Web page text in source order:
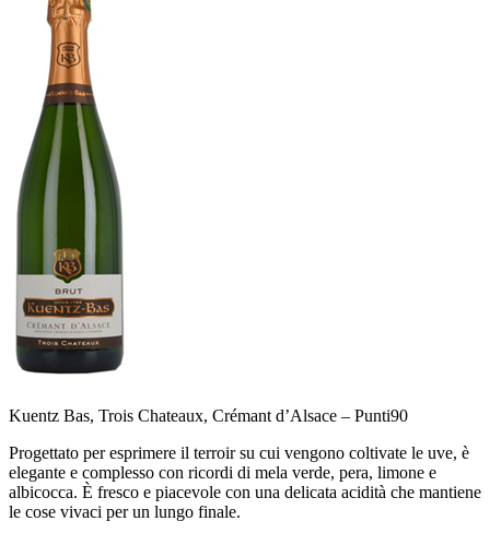
Kuentz Bas, Trois Chateaux, Crémant d’Alsace – Punti90
Progettato per esprimere il terroir su cui vengono coltivate le uve, è
elegante e complesso con ricordi di mela verde, pera, limone e
albicocca. È fresco e piacevole con una delicata acidità che mantiene
le cose vivaci per un lungo finale.